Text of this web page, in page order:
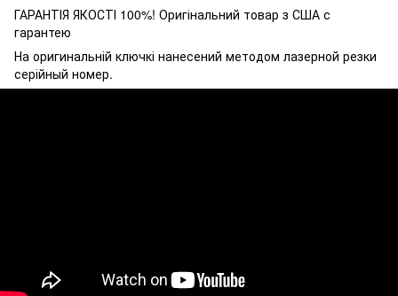
ГАРАНТІЯ ЯКОСТІ 100%! Оригінальний товар з США с
гарантею
На оригинальній ключкі нанесений методом лазерной резки
серійный номер.